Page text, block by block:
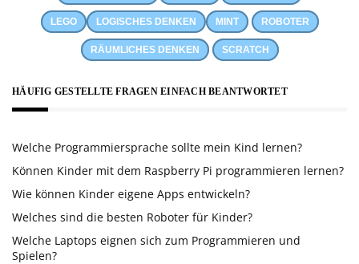
LEGO LOGISCHES DENKEN MINT ROBOTER
RÄUMLICHES DENKEN SCRATCH
HÄUFIG GESTELLTE FRAGEN EINFACH BEANTWORTET
Welche Programmiersprache sollte mein Kind lernen?
Können Kinder mit dem Raspberry Pi programmieren lernen?
Wie können Kinder eigene Apps entwickeln?
Welches sind die besten Roboter für Kinder?
Welche Laptops eignen sich zum Programmieren und
Spielen?